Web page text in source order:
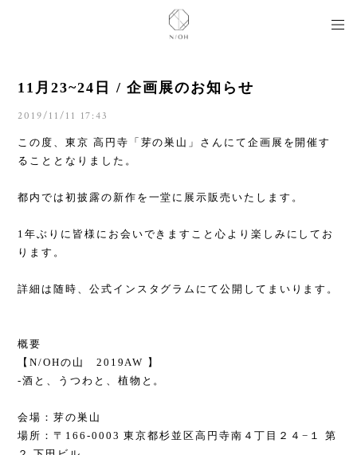
11月23~24日 / 企画展のお知らせ
2019/11/11 17:43
この度、東京 高円寺「芽の巣山」さんにて企画展を開催す
ることとなりました。
都内では初披露の新作を一堂に展示販売いたします。
1年ぶりに皆様にお会いできますこと心より楽しみにしてお
ります。
詳細は随時、公式インスタグラムにて公開してまいります。
概要
【N/OHの山 2019AW 】
-酒と、うつわと、植物と。
会場：芽の巣山
場所：〒166-0003 東京都杉並区高円寺南４丁目２４−１ 第